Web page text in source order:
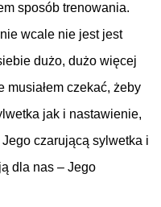
sposób trenowania.
wcale nie jest jest
dużo, dużo więcej
musiałem czekać, żeby
jak i nastawienie,
czarującą sylwetka i
dla nas – Jego